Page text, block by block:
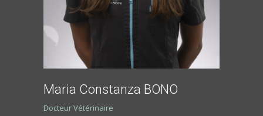
Maria Constanza BONO
Docteur Vétérinaire